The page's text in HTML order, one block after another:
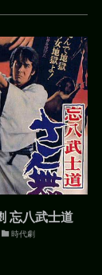
忘八武士道
時代劇